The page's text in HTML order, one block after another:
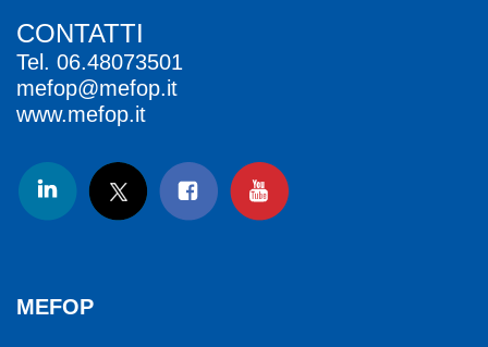
CONTATTI
Tel. 06.48073501
mefop@mefop.it
www.mefop.it
MEFOP